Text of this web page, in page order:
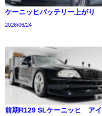
ケーニッヒバッテリー上がり
2026/06/24
前期R129 SLケーニッヒ アイ